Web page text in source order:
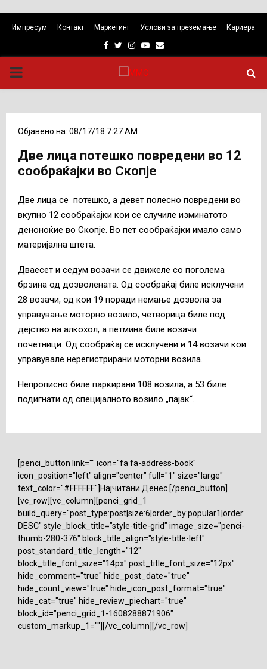
Импресум Контакт Маркетинг Услови за преземање Кариера
Facebook
TwitterInstagram
Youtube
Email
PRIMARY
Објавено на: 08/17/18 7:27 AM
Две лица потешко повредени во 12
сообраќајки во Скопје
Две лица се потешко, а девет полесно повредени во
вкупно 12 сообраќајки кои се случиле изминатото
деноноќие во Скопје. Во пет сообраќајки имало само
материјална штета.
Дваесет и седум возачи се движеле со поголема
брзина од дозволената. Од сообраќај биле исклучени
28 возачи, од кои 19 поради немање дозвола за
управување моторно возило, четворица биле под
дејство на алкохол, а петмина биле возачи
почетници. Од сообраќај се исклучени и 14 возачи кои
управувале нерегистрирани моторни возила.
Непрописно биле паркирани 108 возила, а 53 биле
подигнати од специјалното возило „пајак“.
[penci_button link="" icon="fa fa-address-book"
icon_position="left" align="center" full="1" size="large"
text_color="#FFFFFF"]Најчитани Денес [/penci_button]
[vc_row][vc_column][penci_grid_1
build_query="post_type:post|size:6|order_by:popular1|order:
DESC" style_block_title="style-title-grid" image_size="penci-
thumb-280-376" block_title_align="style-title-left"
post_standard_title_length="12"
block_title_font_size="14px" post_title_font_size="12px"
hide_comment="true" hide_post_date="true"
hide_count_view="true" hide_icon_post_format="true"
hide_cat="true" hide_review_piechart="true"
block_id="penci_grid_1-1608288871906"
custom_markup_1=""][/vc_column][/vc_row]